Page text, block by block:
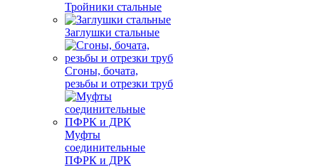
Тройники стальные
Заглушки стальные
Сгоны, бочата,
резьбы и отрезки труб
Муфты
соединительные
ПФРК и ДРК